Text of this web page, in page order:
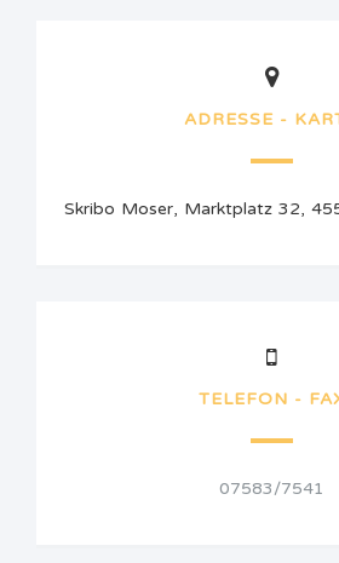
ADRESSE -
Skribo Moser, Marktplatz 32,
TELEFON -
07583/7541